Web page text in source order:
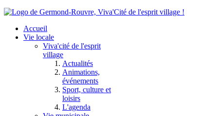
Accueil
Vie locale
Viva'cité de l'esprit
village
Actualités
Animations,
événements
Sport, culture et
loisirs
L'agenda